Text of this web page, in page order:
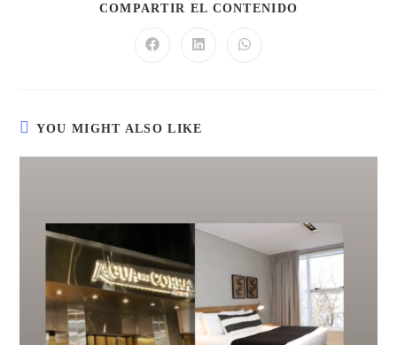
COMPARTIR EL CONTENIDO
YOU MIGHT ALSO LIKE